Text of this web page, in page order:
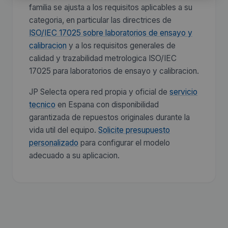
familia se ajusta a los requisitos aplicables a su
categoria, en particular las directrices de
ISO/IEC 17025 sobre laboratorios de ensayo y
calibracion y a los requisitos generales de
calidad y trazabilidad metrologica ISO/IEC
17025 para laboratorios de ensayo y calibracion.
JP Selecta opera red propia y oficial de servicio
tecnico en Espana con disponibilidad
garantizada de repuestos originales durante la
vida util del equipo. Solicite presupuesto
personalizado para configurar el modelo
adecuado a su aplicacion.